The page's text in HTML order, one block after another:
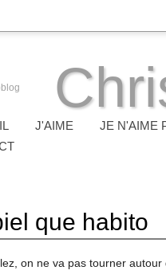
J'AIME JE N'AIME
que habito
on ne va pas tourner